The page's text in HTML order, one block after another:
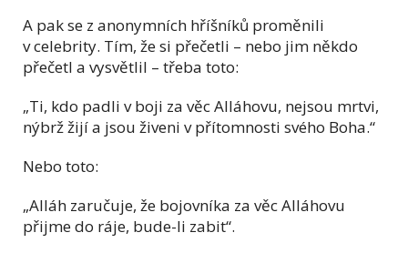
A pak se z anonymních hříšníků proměnili
v celebrity. Tím, že si přečetli – nebo jim někdo
přečetl a vysvětlil – třeba toto:
„Ti, kdo padli v boji za věc Alláhovu, nejsou mrtvi,
nýbrž žijí a jsou živeni v přítomnosti svého Boha.“
Nebo toto:
„Alláh zaručuje, že bojovníka za věc Alláhovu
přijme do ráje, bude-li zabit“.